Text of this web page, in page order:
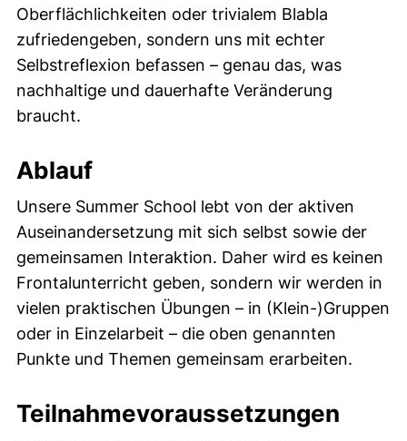
Oberflächlichkeiten oder trivialem Blabla
zufriedengeben, sondern uns mit echter
Selbstreflexion befassen – genau das, was
nachhaltige und dauerhafte Veränderung
braucht.
Ablauf
Unsere Summer School lebt von der aktiven
Auseinandersetzung mit sich selbst sowie der
gemeinsamen Interaktion. Daher wird es keinen
Frontalunterricht geben, sondern wir werden in
vielen praktischen Übungen – in (Klein-)Gruppen
oder in Einzelarbeit – die oben genannten
Punkte und Themen gemeinsam erarbeiten.
Teilnahmevoraussetzungen